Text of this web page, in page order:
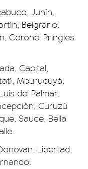
Junín,
Belgrano,
Coronel Pringles
Capital,
Mburucuyá,
del Palmar,
Curuzú
Sauce, Bella
Libertad,